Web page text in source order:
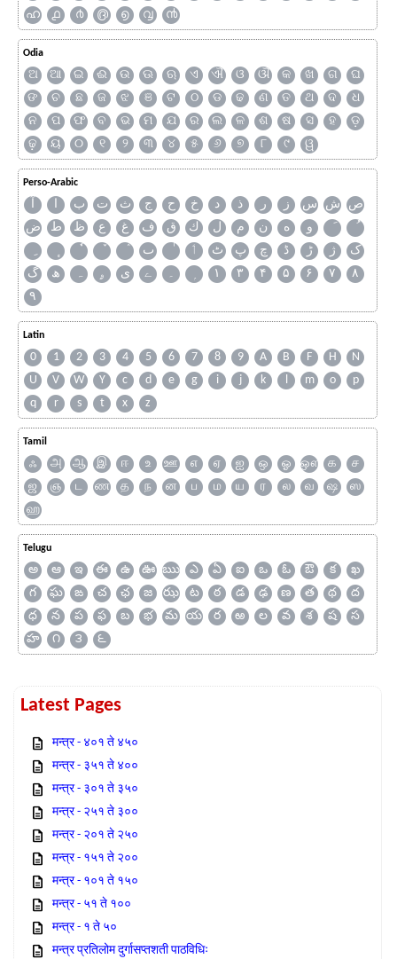
ഹ
൧ ൪ ൫ ൭ ൮ ൯
Odia
ଅ ଆ ଇ ଈ ଉ ଊ ଋ ଏ ଐ ଓ ଔ କ ଖ ଗ
ଘ
ଙ
ଚ ଛ ଜ ଝ ଞ ଟ ଠ ଡ ଢ ଣ ତ ଥ ଦ
ଧ
ନ
ପ ଫ ବ ଭ ମ ଯ ର ଲ ଳ ଶ ଷ ସ ହ
ଡ଼
ଢ଼
ୟ ୦ ୧ ୨ ୩ ୪ ୫ ୬ ୭ ୮ ୯ ୱ
Perso-Arabic
آ ا ب ت ث ج ح خ د ذ ر ز س ش ص
ض
ط ظ ع غ ف ق ك ل م ن ه
و
ٮ
ٲ ٹ پ چ ڈ ڑ ژ
ک
گ
ھ ہ ۄ ی ے ۔ ۱ ۳ ۴ ۵ ۶ ۷
۸
۹
Latin
0 1 2 3 4 5 6 7 8 9 A B F H
N
U
V W Y c d e g i j k l m o
p
q
r s t x z
Tamil
ஃ அ ஆ இ ஈ உ ஊ எ ஏ ஐ ஒ ஓ ஔ க
ச
ஜ
ஞ ட ண த ந ன ப ம ய ர ல வ ஷ
ஸ
ஹ
Telugu
అ ఆ ఇ ఈ ఉ ఊ ఋ ఎ ఏ ఐ ఒ ఓ ఔ క
ఖ
గ
ఘ ఙ చ ఛ జ ఝ ట ఠ డ ఢ ణ త థ
ద
ధ
న ప ఫ బ భ మ య ర ఱ ల వ శ ష
స
హ
౧ ౩ ౬
Latest Pages
मन्त्र - ४०१ ते ४५०
मन्त्र - ३५१ ते ४००
मन्त्र - ३०१ ते ३५०
मन्त्र - २५१ ते ३००
मन्त्र - २०१ ते २५०
मन्त्र - १५१ ते २००
मन्त्र - १०१ ते १५०
मन्त्र - ५१ ते १००
मन्त्र - १ ते ५०
मन्त्र प्रतिलोम दुर्गासप्तशती पाठविधिः